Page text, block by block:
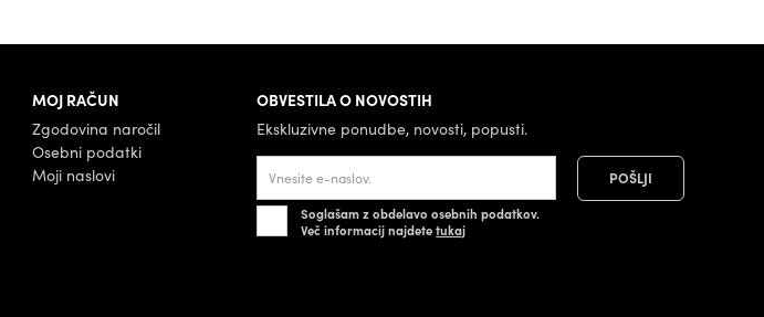
MOJ RAČUN
Zgodovina naročil
Osebni podatki
Moji naslovi
OBVESTILA O NOVOSTIH
Ekskluzivne ponudbe, novosti, popusti.
Soglašam z obdelavo osebnih podatkov.
Več informacij najdetetukaj